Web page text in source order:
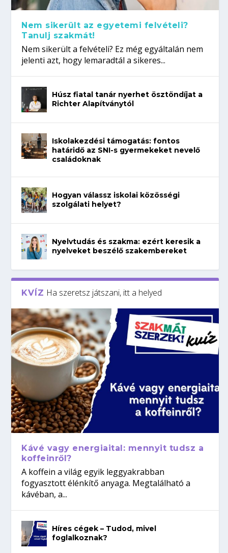
Nem sikerült az egyetemi felvételi?
Tanulj szakmát!
Nem sikerült a felvételi? Ez még egyáltalán nem
jelenti azt, hogy lemaradtál a sikeres...
Húsz fiatal tanár nyerhet ösztöndíjat a
Richter Alapítványtól
Iskolakezdési támogatás: fontos
határidő az SNI-s gyermekeket nevelő
családoknak
Hogyan válassz iskolai közösségi
szolgálati helyet?
Nyelvtudás és szakma: ezért keresik a
nyelveket beszélő szakembereket
KVÍZ Ha szeretsz játszani, itt a helyed
Kávé vagy energiaital: mennyit tudsz a
koffeinről?
A koffein a világ egyik leggyakrabban
fogyasztott élénkítő anyaga. Megtalálható a
kávéban, a...
Híres cégek – Tudod, mivel
foglalkoznak?